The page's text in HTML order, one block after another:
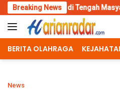
Skip
to
content
Breaking News
Tengah Masyarakat
BERITA OLAHRAGA
News